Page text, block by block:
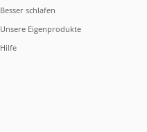
Besser schlafen
Unsere Eigenprodukte
Hilfe